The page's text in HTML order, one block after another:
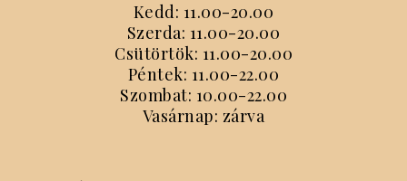
Kedd: 11.00-20.00
Szerda: 11.00-20.00
Csütörtök: 11.00-20.00
Péntek: 11.00-22.00
Szombat: 10.00-22.00
Vasárnap: zárva